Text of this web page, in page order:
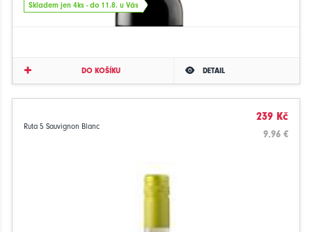
Skladem jen 4ks - do 11.8. u Vás
DO KOŠÍKU DETAIL
Ruta 5 Sauvignon Blanc
239 Kč
9.96 €